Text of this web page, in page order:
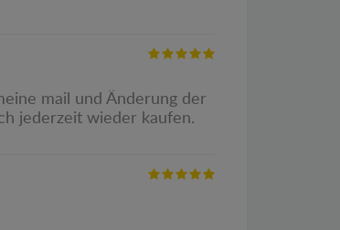
mail und Änderung der
jederzeit wieder kaufen.